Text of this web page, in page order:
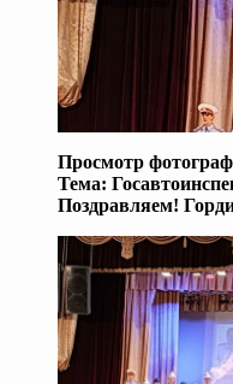
Просмотр
Тема:
Поздравляем!